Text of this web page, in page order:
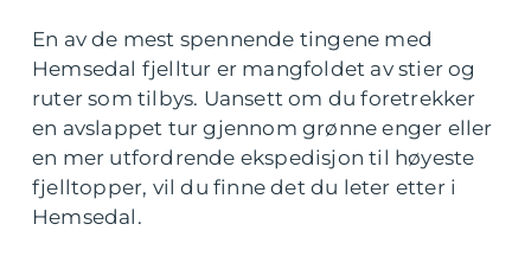
En av de mest spennende tingene med
Hemsedal fjelltur er mangfoldet av stier og
ruter som tilbys. Uansett om du foretrekker
en avslappet tur gjennom grønne enger eller
en mer utfordrende ekspedisjon til høyeste
fjelltopper, vil du finne det du leter etter i
Hemsedal.